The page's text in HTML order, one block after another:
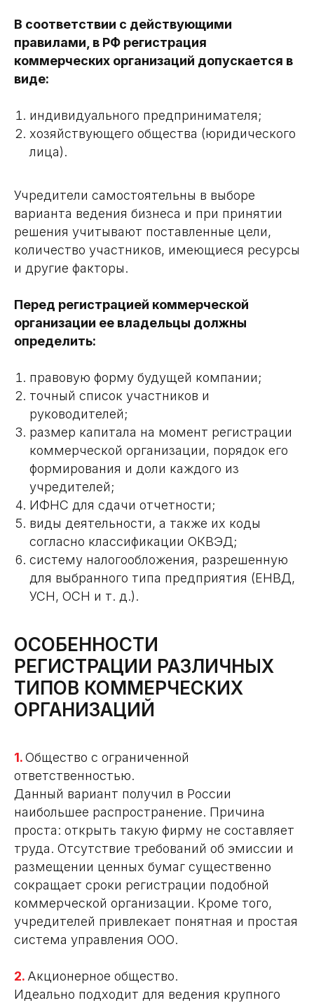
В соответствии с действующими
правилами, в РФ регистрация
коммерческих организаций допускается в
виде:
индивидуального предпринимателя;
хозяйствующего общества (юридического
лица).
Учредители самостоятельны в выборе
варианта ведения бизнеса и при принятии
решения учитывают поставленные цели,
количество участников, имеющиеся ресурсы
и другие факторы.
Перед регистрацией коммерческой
организации ее владельцы должны
определить:
правовую форму будущей компании;
точный список участников и
руководителей;
размер капитала на момент регистрации
коммерческой организации, порядок его
формирования и доли каждого из
учредителей;
ИФНС для сдачи отчетности;
виды деятельности, а также их коды
согласно классификации ОКВЭД;
систему налогообложения, разрешенную
для выбранного типа предприятия (ЕНВД,
УСН, ОСН и т. д.).
ОСОБЕННОСТИ
РЕГИСТРАЦИИ РАЗЛИЧНЫХ
ТИПОВ КОММЕРЧЕСКИХ
ОРГАНИЗАЦИЙ
1.Общество с ограниченной
ответственностью.
Данный вариант получил в России
наибольшее распространение. Причина
проста: открыть такую фирму не составляет
труда. Отсутствие требований об эмиссии и
размещении ценных бумаг существенно
сокращает сроки регистрации подобной
коммерческой организации. Кроме того,
учредителей привлекает понятная и простая
система управления ООО.
2. Акционерное общество.
Идеально подходит для ведения крупного